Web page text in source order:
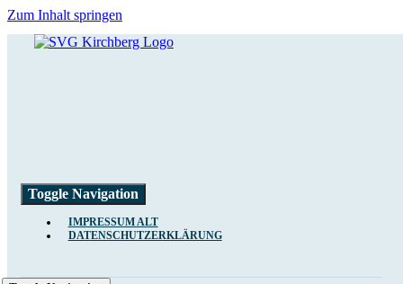
Zum Inhalt springen
Toggle Navigation
IMPRESSUM ALT
DATENSCHUTZERKLÄRUNG